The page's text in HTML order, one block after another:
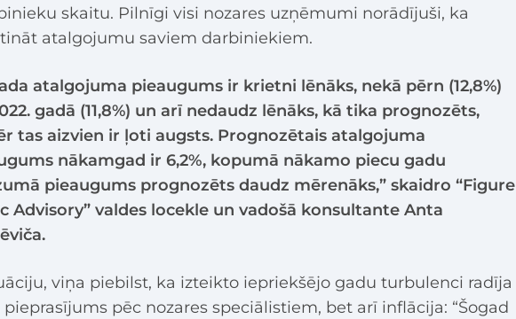
skaitu. Pilnīgi visi nozares uzņēmumi norādījuši, ka
atalgojumu saviem darbiniekiem.
atalgojuma pieaugums ir krietni lēnāks, nekā pērn (12,8%)
gadā (11,8%) un arī nedaudz lēnāks, kā tika prognozēts,
tas aizvien ir ļoti augsts. Prognozētais atalgojuma
nākamgad ir 6,2%, kopumā nākamo piecu gadu
pieaugums prognozēts daudz mērenāks,” skaidro “Figure
Advisory” valdes locekle un vadošā konsultante Anta
viņa piebilst, ka izteikto iepriekšējo gadu turbulenci radīja
pēc nozares speciālistiem, bet arī inflācija: “Šogad